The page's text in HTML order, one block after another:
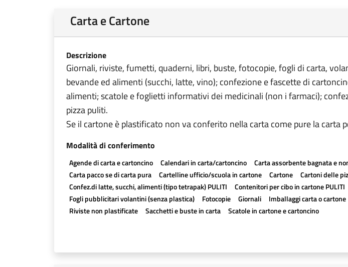
Carta e Cartone
Descrizione
Giornali, riviste, fumetti, quaderni, libri, buste, fotocopie, fogli di carta,
bevande ed alimenti (succhi, latte, vino); confezione e fascette di
alimenti; scatole e foglietti informativi dei medicinali (non i farmaci);
pizza puliti.
Se il cartone è plastificato non va conferito nella carta come pure la carta
Modalità di conferimento
Agende di carta e cartoncino Calendari in carta/cartoncino Carta assorbente bagnata e
Carta pacco se di carta pura
Cartelline ufficio/scuola in cartone Cartone
Cartoni delle
Confez.di latte, succhi, alimenti (tipo tetrapak) PULITI
Contenitori per cibo in cartone PULITI
Fogli pubblicitari volantini (senza plastica)
Fotocopie Giornali Imballaggi carta o cartone
Riviste non plastificate
Sacchetti e buste in carta Scatole in cartone e cartoncino